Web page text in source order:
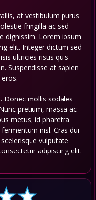
at vestibulum purus
fringilla ac sed
dignissim. Lorem ipsum
elit. Integer dictum sed
ultricies risus quis
Suspendisse at sapien
Donec mollis sodales
pretium, massa ac
metus, id pharetra
nisl. Cras dui
vulputate
adipiscing elit.